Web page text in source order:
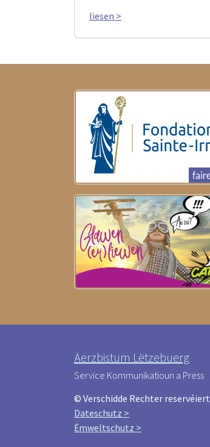
liesen >
Äerzbistum Lëtzebuerg
Service Kommunikatioun a Press
© Verschidde Rechter reservéiert
Dateschutz >
Ëmweltschutz >